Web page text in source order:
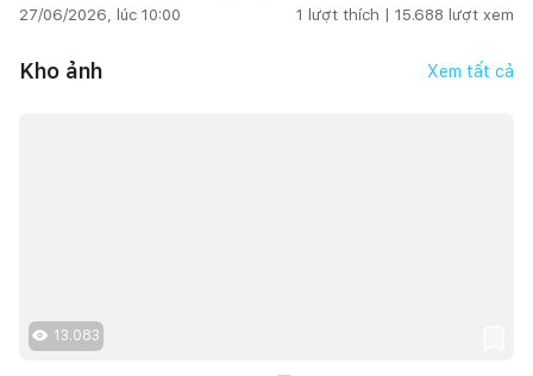
27/06/2026, lúc 10:00 1 lượt thích | 15.688 lượt xem
Kho ảnh Xem tất cả
13.083